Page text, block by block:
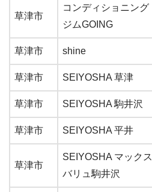
草津市
コンディショニング
ジムGOING
草津市 shine
草津市 SEIYOSHA 草津
草津市 SEIYOSHA 駒井沢
草津市 SEIYOSHA 平井
草津市
SEIYOSHA マックス
バリュ駒井沢